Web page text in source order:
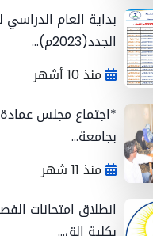
بداية العام الدراسي للطلاب
الجدد(2023م)...
منذ 10 أشهر
*اجتماع مجلس عمادة
بجامعة...
منذ 11 شهر
انطلاق امتحانات الفصول